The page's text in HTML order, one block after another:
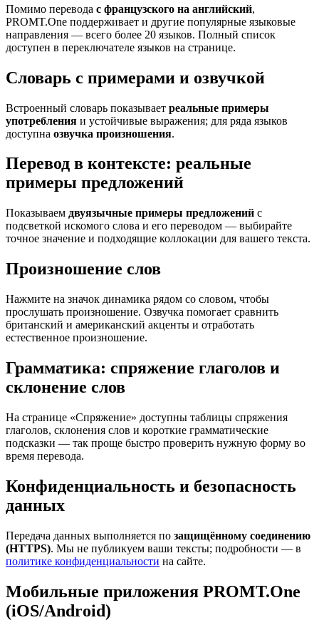
Помимо перевода с французского на английский,
PROMT.One поддерживает и другие популярные языковые
направления — всего более 20 языков. Полный список
доступен в переключателе языков на странице.
Словарь с примерами и озвучкой
Встроенный словарь показывает реальные примеры
употребления и устойчивые выражения; для ряда языков
доступна озвучка произношения.
Перевод в контексте: реальные
примеры предложений
Показываем двуязычные примеры предложений с
подсветкой искомого слова и его переводом — выбирайте
точное значение и подходящие коллокации для вашего текста.
Произношение слов
Нажмите на значок динамика рядом со словом, чтобы
прослушать произношение. Озвучка помогает сравнить
британский и американский акценты и отработать
естественное произношение.
Грамматика: спряжение глаголов и
склонение слов
На странице «Спряжение» доступны таблицы спряжения
глаголов, склонения слов и короткие грамматические
подсказки — так проще быстро проверить нужную форму во
время перевода.
Конфиденциальность и безопасность
данных
Передача данных выполняется по защищённому соединению
(HTTPS). Мы не публикуем ваши тексты; подробности — в
политике конфиденциальности на сайте.
Мобильные приложения PROMT.One
(iOS/Android)